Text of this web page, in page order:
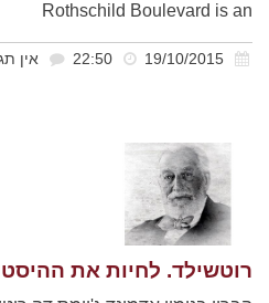
Rothschild Boulevard is an
אין
רוטשילד. לחיות את